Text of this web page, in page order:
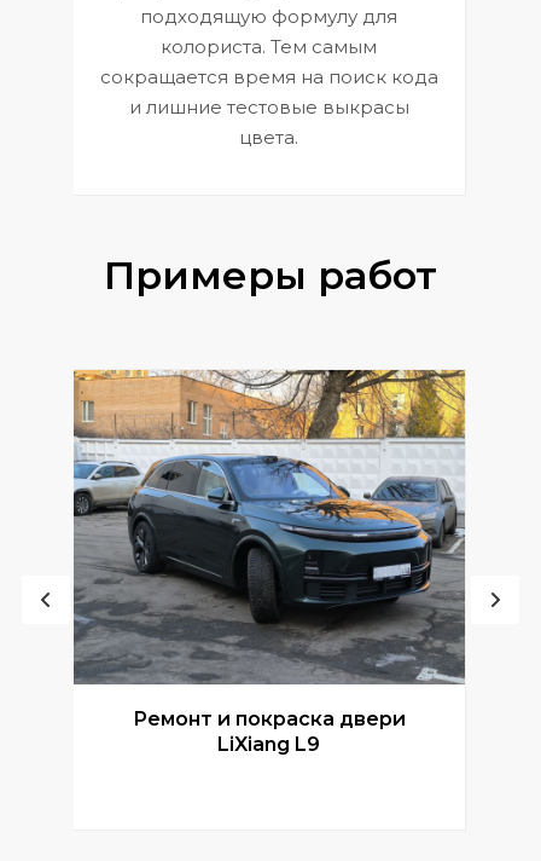
подходящую формулу для
колориста. Тем самым
сокращается время на поиск кода
и лишние тестовые выкрасы
цвета.
Примеры работ
Ремонт и покраска двери
LiXiang L9